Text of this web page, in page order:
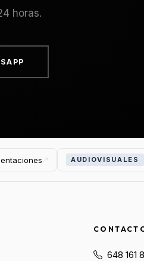
horas.
AUDIOVISUALES
648 161